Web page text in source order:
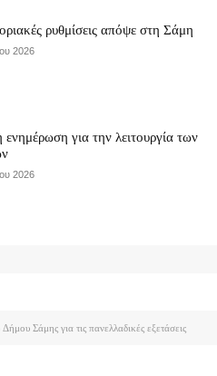
ρυθμίσεις απόψε στη Σάμη
2026
για την λειτουργία των
2026